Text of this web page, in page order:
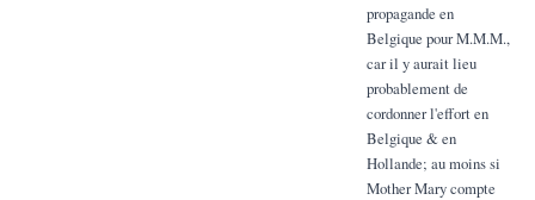
propagande en
Belgique pour M.M.M.,
car il y aurait lieu
probablement de
cordonner l'effort en
Belgique & en
Hollande; au moins si
Mother Mary compte